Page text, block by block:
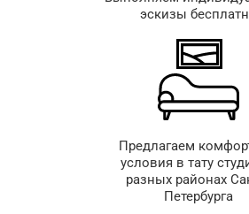
эскизы
Предлагаем
условия в тату
разных районах
Петербурга